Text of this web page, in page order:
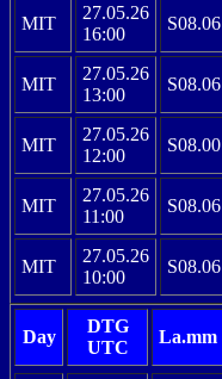
MIT
27.05.26
16:00
S08.06
MIT
27.05.26
13:00
S08.06
MIT
27.05.26
12:00
S08.00
MIT
27.05.26
11:00
S08.06
MIT
27.05.26
10:00
S08.06
Day
DTG
UTC
La.mm